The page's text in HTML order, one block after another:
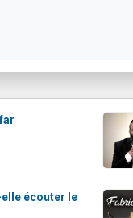
écouter le